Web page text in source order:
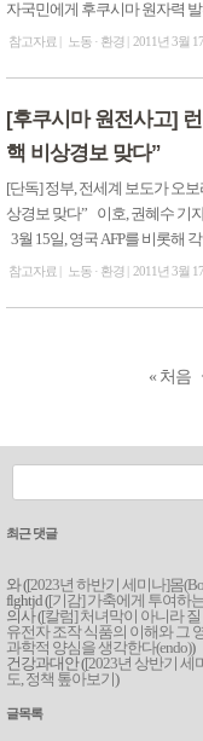
자국민에게 후쿠시마 원자력
참고자료 노동 · 환경 2011년 3월
[후쿠시마 원전사고]
핵 비상경보 맞다”
[단독] 정부, 전세계 보도가 오
상경보 맞다” 이호, 권혜수 기자
3월 15일, 영국 AFP를 비롯해 각
참고자료 노동 · 환경 2011년 3월
« 처음
최근 댓글
와 ([2023년 하반기 세미나]몸
flghtjd ([기감] 가축에게 투여하
의사 ([칼럼] 처녀막이 아니라
유전자 조작 식품의 이해와 그
과학적 양심을 생각한다(endo))
건강과대안 ([2023년 상반기 세
도, 정책 톺아보기 )
글목록